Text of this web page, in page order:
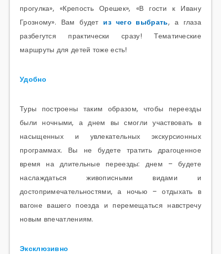
прогулка», «Крепость Орешек», «В гости к Ивану
Грозному». Вам будет из чего выбрать, а глаза
разбегутся практически сразу! Тематические
маршруты для детей тоже есть!
Удобно
Туры построены таким образом, чтобы переезды
были ночными, а днем вы смогли участвовать в
насыщенных и увлекательных экскурсионных
программах. Вы не будете тратить драгоценное
время на длительные переезды: днем – будете
наслаждаться живописными видами и
достопримечательностями, а ночью – отдыхать в
вагоне вашего поезда и перемещаться навстречу
новым впечатлениям.
Эксклюзивно